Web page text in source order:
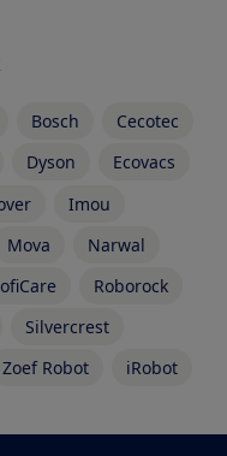
Bosch
Cecotec
Dyson
Ecovacs
Imou
Mova
Narwal
Roborock
Silvercrest
Zoef Robot iRobot